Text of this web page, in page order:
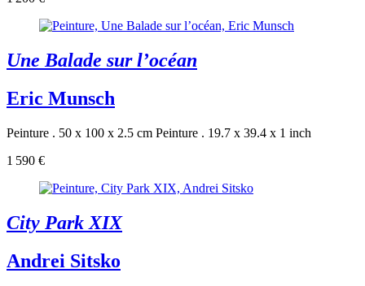
Une Balade sur l’océan
Eric Munsch
Peinture . 50 x 100 x 2.5 cm Peinture . 19.7 x 39.4 x 1 inch
1 590 €
City Park XIX
Andrei Sitsko